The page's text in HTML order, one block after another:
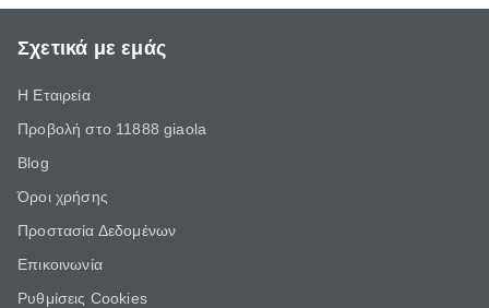
Σχετικά με εμάς
Η Εταιρεία
Προβολή στο 11888 giaola
Blog
Όροι χρήσης
Προστασία Δεδομένων
Επικοινωνία
Ρυθμίσεις Cookies